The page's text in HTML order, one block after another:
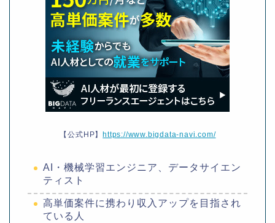
【公式HP】https://www.bigdata-navi.com/
AI・機械学習エンジニア、データサイエン
ティスト
高単価案件に携わり収入アップを目指され
ている人